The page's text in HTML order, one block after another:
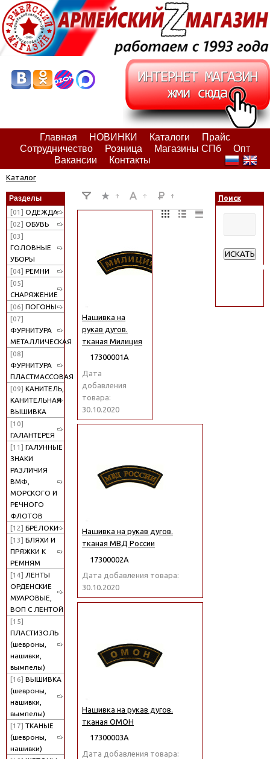
Главная НОВИНКИ Каталоги
Прайс
Сотрудничество
Розница Магазины СПб
Опт
Вакансии
Контакты
Каталог
Разделы
[01] ОДЕЖДА
[02] ОБУВЬ
[03]
ГОЛОВНЫЕ
УБОРЫ
[04] РЕМНИ
[05]
СНАРЯЖЕНИЕ
[06] ПОГОНЫ
[07]
ФУРНИТУРА
МЕТАЛЛИЧЕСКАЯ
[08]
ФУРНИТУРА
ПЛАСТМАССОВАЯ
[09] КАНИТЕЛЬ,
КАНИТЕЛЬНАЯ
ВЫШИВКА
[10]
ГАЛАНТЕРЕЯ
[11] ГАЛУННЫЕ
ЗНАКИ
РАЗЛИЧИЯ
ВМФ,
МОРСКОГО И
РЕЧНОГО
ФЛОТОВ
[12] БРЕЛОКИ
[13] БЛЯХИ И
ПРЯЖКИ К
РЕМНЯМ
[14] ЛЕНТЫ
ОРДЕНСКИЕ
МУАРОВЫЕ,
ВОП С ЛЕНТОЙ
[15]
ПЛАСТИЗОЛЬ
(шевроны,
нашивки,
вымпелы)
[16] ВЫШИВКА
(шевроны,
нашивки,
вымпелы)
[17] ТКАНЫЕ
(шевроны,
нашивки)
Нашивка на
рукав дугов.
тканая Милиция
17300001А
Дата
добавления
товара:
30.10.2020
Нашивка на рукав дугов.
тканая МВД России
17300002А
Дата добавления товара:
30.10.2020
Нашивка на рукав дугов.
тканая ОМОН
17300003А
Дата добавления товара:
Поиск
ИСКАТЬ